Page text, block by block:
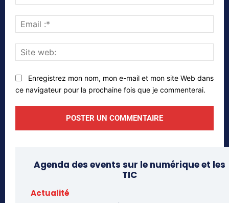
:*
web:
Enregistrez mon nom, mon e-mail et mon site Web dans
ce navigateur pour la prochaine fois que je commenterai.
Agenda des events sur le numérique et les
TIC
Actualité